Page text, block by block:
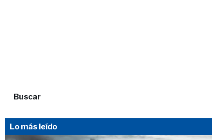
Buscar
Lo más leído